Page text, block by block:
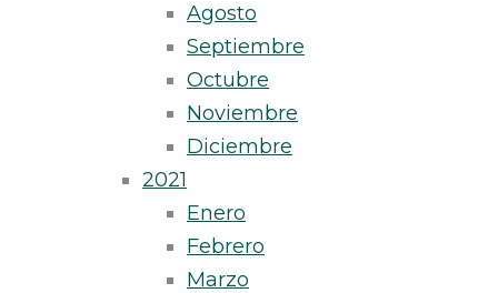
Agosto
Septiembre
Octubre
Noviembre
Diciembre
2021
Enero
Febrero
Marzo